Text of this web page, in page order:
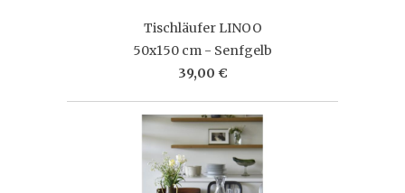
Tischläufer LINOO
50x150 cm - Senfgelb
39,00 €